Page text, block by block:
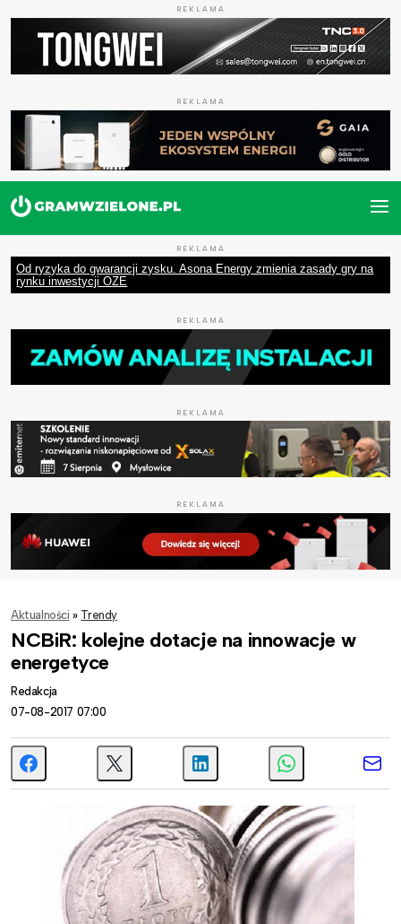
REKLAMA
REKLAMA
REKLAMA
Od ryzyka do gwarancji zysku. Asona Energy zmienia zasady gry na
rynku inwestycji OZE
REKLAMA
REKLAMA
REKLAMA
Aktualności » Trendy
NCBiR: kolejne dotacje na innowacje w
energetyce
Redakcja
07-08-2017 07:00